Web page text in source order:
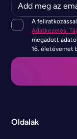
A
Adatkezelési
megadott
16. életévemet
Oldalak